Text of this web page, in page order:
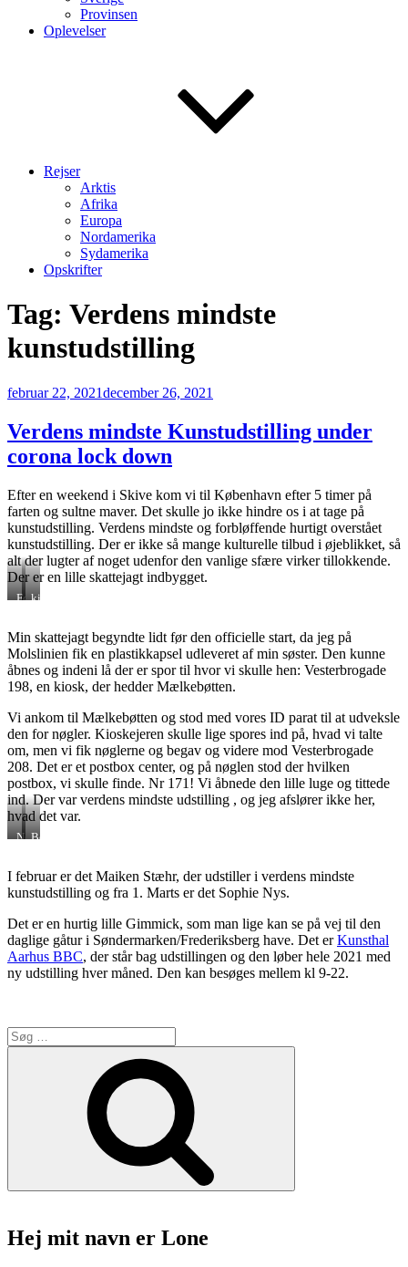
Provinsen
Oplevelser
Rejser
Arktis
Afrika
Europa
Nordamerika
Sydamerika
Opskrifter
Tag: Verdens mindste
kunstudstilling
Udgivet
februar 22, 2021december 26, 2021
Verdens mindste Kunstudstilling under
corona lock down
Efter en weekend i Skive kom vi til København efter 5 timer på
farten og sultne maver. Det skulle jo ikke hindre os i at tage på
kunstudstilling. Verdens mindste og forbløffende hurtigt overstået
kunstudstilling. Der er ikke så mange kulturelle tilbud i øjeblikket, så
alt der lugter af noget udenfor den vanlige sfære virker tillokkende.
Der er en lille skattejagt indbygget.
Førstekiosken
Min skattejagt begyndte lidt før den officielle start, da jeg på
Molslinien fik en plastikkapsel udleveret af min søster. Den kunne
åbnes og indeni lå der er spor til hvor vi skulle hen: Vesterbrogade
198, en kiosk, der hedder Mælkebøtten.
Vi ankom til Mælkebøtten og stod med vores ID parat til at udveksle
den for nøgler. Kioskejeren skulle lige spores ind på, hvad vi talte
om, men vi fik nøglerne og begav og videre mod Vesterbrogade
208. Det er et postbox center, og på nøglen stod der hvilken
postbox, vi skulle finde. Nr 171! Vi åbnede den lille luge og tittede
ind. Der var verdens mindste udstilling , og jeg afslører ikke her,
hvad det var.
NøglerBehind
171
I februar er det Maiken Stæhr, der udstiller i verdens mindste
kunstudstilling og fra 1. Marts er det Sophie Nys.
Det er en hurtig lille Gimmick, som man lige kan se på vej til den
daglige gåtur i Søndermarken/Frederiksberg have. Det erKunsthal
Aarhus BBC, der står bag udstillingen og den løber hele 2021 med
ny udstilling hver måned. Den kan besøges mellem kl 9-22.
Søg
efter:
Hej mit navn er Lone